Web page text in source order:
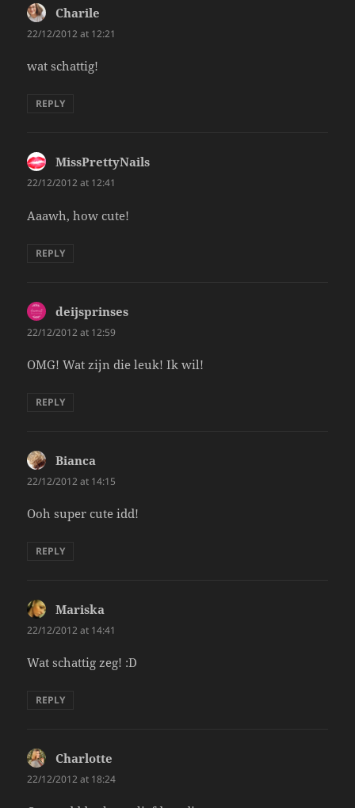
Charile
22/12/2012 at 12:21
wat schattig!
REPLY
MissPrettyNails
22/12/2012 at 12:41
Aaawh, how cute!
REPLY
deijsprinses
22/12/2012 at 12:59
OMG! Wat zijn die leuk! Ik wil!
REPLY
Bianca
22/12/2012 at 14:15
Ooh super cute idd!
REPLY
Mariska
22/12/2012 at 14:41
Wat schattig zeg! :D
REPLY
Charlotte
22/12/2012 at 18:24